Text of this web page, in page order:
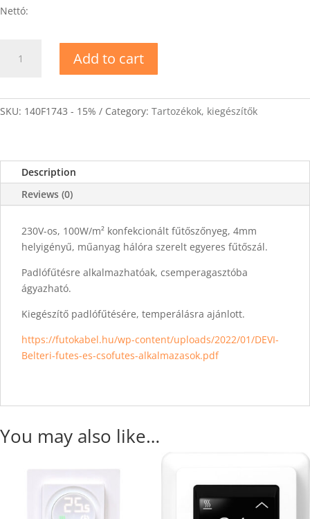
Nettó:
quantity
Add to cart
SKU: 140F1743 - 15% Category: Tartozékok, kiegészítők
Description
Reviews (0)
230V-os, 100W/m² konfekcionált fűtőszőnyeg, 4mm
helyigényű, műanyag hálóra szerelt egyeres fűtőszál.
Padlófűtésre alkalmazhatóak, csemperagasztóba
ágyazható.
Kiegészítő padlófűtésére, temperálásra ajánlott.
https://futokabel.hu/wp-content/uploads/2022/01/DEVI-
Belteri-futes-es-csofutes-alkalmazasok.pdf
You may also like…